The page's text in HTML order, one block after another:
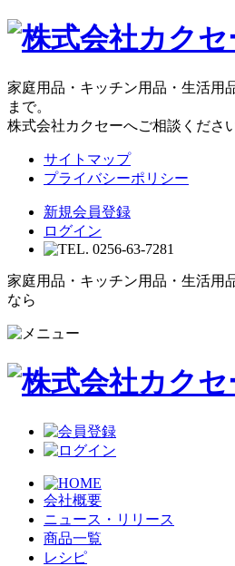
家庭用品・キッチン用品・生活用
まで。
株式会社カクセーへご相談ください
サイトマップ
プライバシーポリシー
新規会員登録
ログイン
家庭用品・キッチン用品・生活用
なら
会社概要
ニュース・リリース
商品一覧
レシピ